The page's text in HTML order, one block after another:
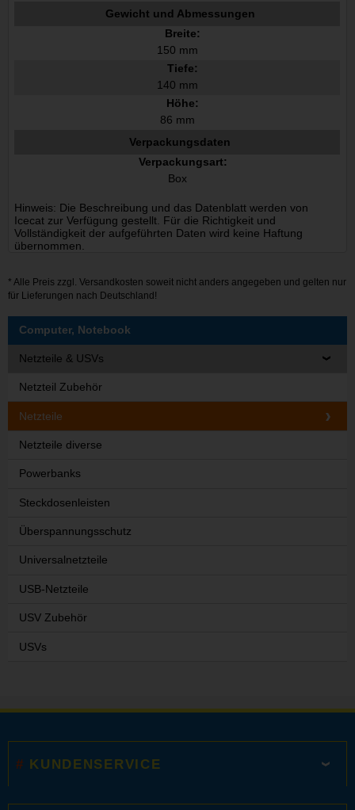
Gewicht und Abmessungen
Breite:
150 mm
Tiefe:
140 mm
Höhe:
86 mm
Verpackungsdaten
Verpackungsart:
Box
Hinweis: Die Beschreibung und das Datenblatt werden von
Icecat zur Verfügung gestellt. Für die Richtigkeit und
Vollständigkeit der aufgeführten Daten wird keine Haftung
übernommen.
* Alle Preis zzgl. Versandkosten soweit nicht anders angegeben und gelten nur
für Lieferungen nach Deutschland!
Computer, Notebook
Netzteile & USVs
Netzteil Zubehör
Netzteile
Netzteile diverse
Powerbanks
Steckdosenleisten
Überspannungsschutz
Universalnetzteile
USB-Netzteile
USV Zubehör
USVs
KUNDENSERVICE